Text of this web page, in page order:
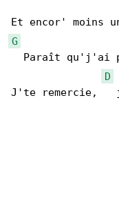
G
Paraît qu'j'ai
D